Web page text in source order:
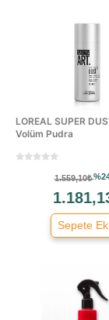
LOREAL SUPER
Volüm Pudra
1.559,10₺
Sepete